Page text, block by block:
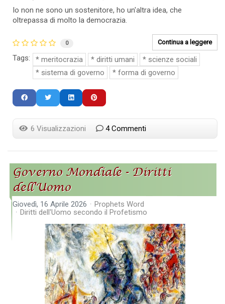
Io non ne sono un sostenitore, ho un'altra idea, che
oltrepassa di molto la democrazia.
Continua a leggere
0
Tags: meritocrazia diritti umani
scienze sociali
sistema di governo
forma di governo
6 Visualizzazioni 4 Commenti
Governo Mondiale - Diritti
dell'Uomo
Giovedì, 16 Aprile 2026
Prophets Word
Diritti dell'Uomo secondo il Profetismo